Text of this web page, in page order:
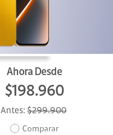
Ahora Desde
$198.960
Antes: $299.900
Comparar